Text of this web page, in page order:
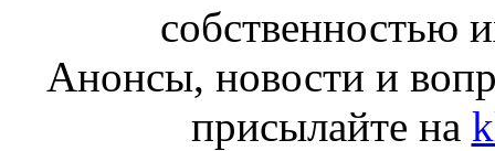
собственностью
Анонсы, новости и
присылайте на